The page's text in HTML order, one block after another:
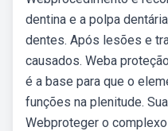
dentina e a polpa
dentes. Após lesões e
causados. Weba
é a base para que o
funções na plenitude.
Webproteger o